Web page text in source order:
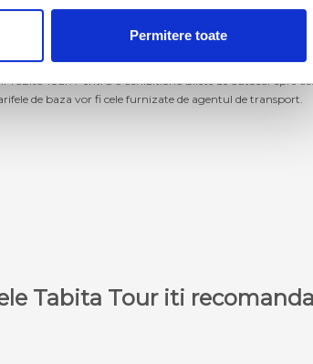
Permitere toate
Tour. Pentru a achizitiona bilete de autocar spre
de baza vor fi cele furnizate de agentul de transport.
Tabita Tour iti